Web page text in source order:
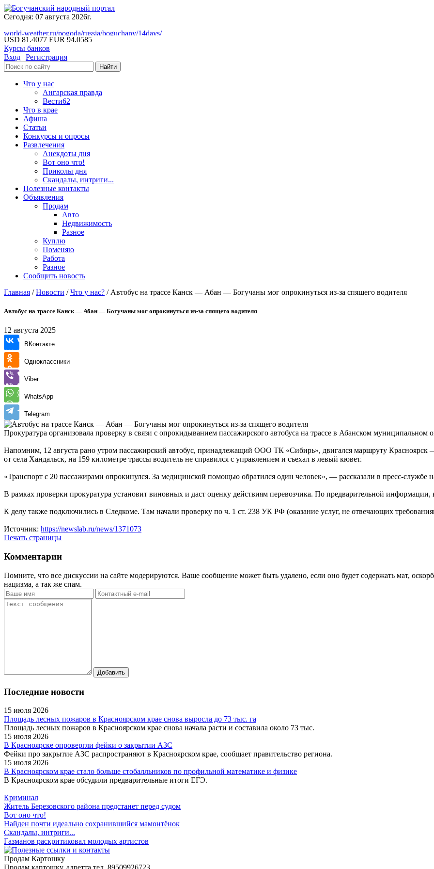
Сегодня: 07 августа 2026г.
world-weather.ru/pogoda/russia/boguchany/14days/
USD 81.4077 EUR 94.0585
Курсы банков
Вход | Регистрация
Что у нас
Ангарская правда
Вести62
Что в крае
Афиша
Статьи
Конкурсы и опросы
Развлечения
Анекдоты дня
Вот оно что!
Приколы дня
Скандалы, интриги...
Полезные контакты
Объявления
Продам
Авто
Недвижимость
Разное
Куплю
Поменяю
Работа
Разное
Сообщить новость
Главная /Новости /Что у нас? / Автобус на трассе Канск — Абан — Богучаны мог опрокинуться из-за спящего водителя
Автобус на трассе Канск — Абан — Богучаны мог опрокинуться из-за спящего водителя
12 августа 2025
ВКонтакте
Одноклассники
Viber
WhatsApp
Telegram
Прокуратура организовала проверку в связи с опрокидыванием пассажирского автобуса на трассе в Абанском муниципальном
Напомним, 12 августа рано утром пассажирский автобус, принадлежащий ООО ТК «Сибирь», двигался маршруту
от села Хандальск, на 159 километре трассы водитель не справился с управлением и съехал в левый кювет.
«Транспорт с 20 пассажирами опрокинулся. За медицинской помощью обратился один человек», — рассказали в пресс-службе
В рамках проверки прокуратура установит виновных и даст оценку действиям перевозчика. По предварительной информации,
К делу также подключились в Следкоме. Там начали проверку по ч. 1 ст. 238 УК РФ (оказание услуг, не отвечающих
Источник: https://newslab.ru/news/1371073
Печать страницы
Комментарии
Помните, что все дискуссии на сайте модерируются. Ваше сообщение может быть удалено, если оно будет содержать мат,
нацизма, а так же спам.
Последние новости
15 июля 2026
Площадь лесных пожаров в Красноярском крае снова выросла до 73 тыс. га
Площадь лесных пожаров в Красноярском крае снова начала расти и составила около 73 тыс.
15 июля 2026
В Красноярске опровергли фейки о закрытии АЗС
Фейки про закрытие АЗС распространяют в Красноярском крае, сообщает правительство региона.
15 июля 2026
В Красноярском крае стало больше стобалльников по профильной математике и физике
В Красноярском крае обсудили предварительные итоги ЕГЭ.
Криминал
Житель Березовского района предстанет перед судом
Вот оно что!
Найден почти идеально сохранившийся мамонтёнок
Скандалы, интриги...
Газманов раскритиковал молодых артистов
Продам Картошку